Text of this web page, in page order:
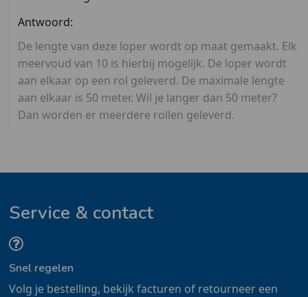
Antwoord:
De lengte van deze loper wordt op maat gemaakt. Elk
meervoud van 10 is hierbij mogelijk. De loper wordt
aan elkaar op een rol geleverd. De maximale lengte
aan elkaar is 50 meter. Wil je langer dan 50 meter?
Dan worden er meerdere rollen geleverd.
Service & contact
Snel regelen
Volg je bestelling, bekijk facturen of retourneer een